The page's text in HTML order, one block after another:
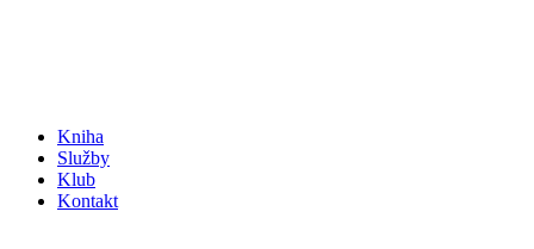
Kniha
Služby
Klub
Kontakt